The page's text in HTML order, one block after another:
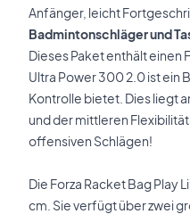
Anfänger, leicht
Badmintonschläger und
Dieses Paket enthält einen
Ultra Power 300 2.0 ist ein
Kontrolle bietet. Dies liegt
und der mittleren
offensiven Schlägen!
Die Forza Racket Bag Play
cm. Sie verfügt über zwei